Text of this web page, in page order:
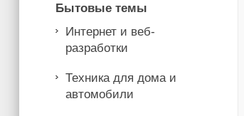
Бытовые темы
Интернет и веб-
разработки
Техника для дома и
автомобили